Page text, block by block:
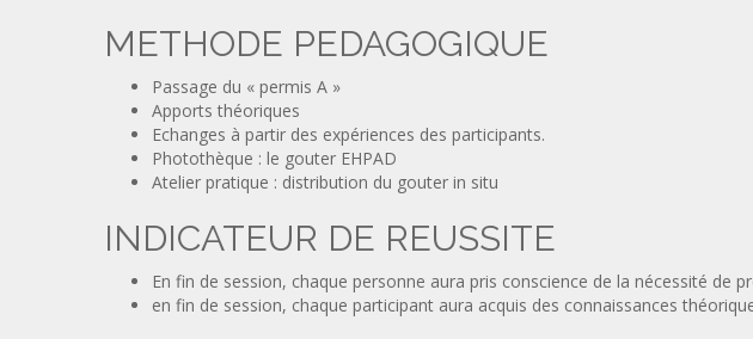
METHODE PEDAGOGIQUE
Passage du « permis A »
Apports théoriques
Echanges à partir des expériences des participants.
Photothèque : le gouter EHPAD
Atelier pratique : distribution du gouter in situ
INDICATEUR DE REUSSITE
En fin de session, chaque personne aura pris conscience de la nécessité de
en fin de session, chaque participant aura acquis des connaissances